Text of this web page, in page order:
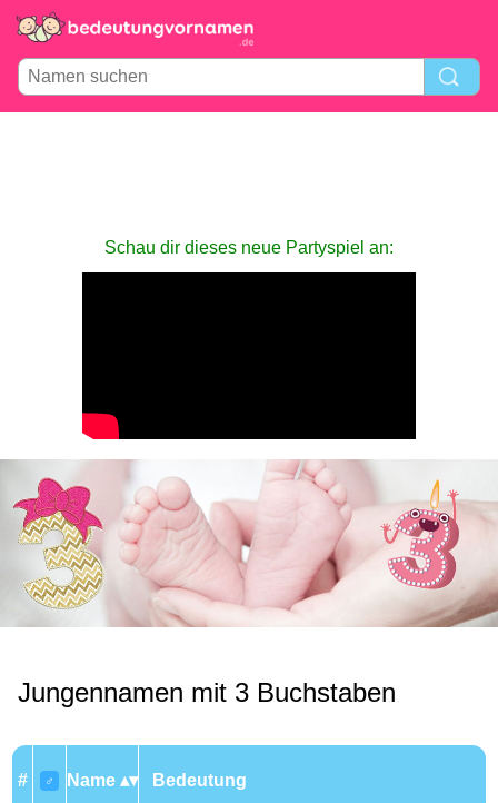
Schau dir dieses neue Partyspiel an:
Jungennamen mit 3 Buchstaben
# ♂ Name Bedeutung